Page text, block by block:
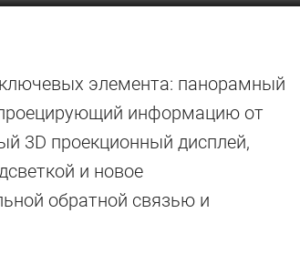
элемента: панорамный
информацию от
3D проекционный дисплей,
и новое
обратной связью и